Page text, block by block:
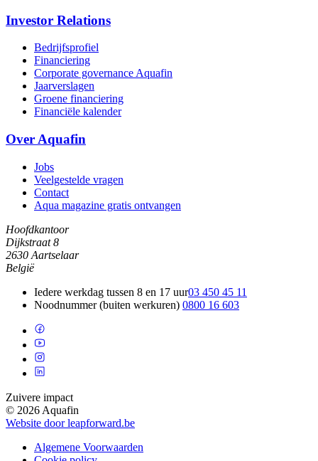
Investor Relations
Bedrijfsprofiel
Financiering
Corporate governance Aquafin
Jaarverslagen
Groene financiering
Financiële kalender
Over Aquafin
Jobs
Veelgestelde vragen
Contact
Aqua magazine gratis ontvangen
Hoofdkantoor
Dijkstraat 8
2630 Aartselaar
België
Iedere werkdag tussen 8 en 17 uur03 450 45 11
Noodnummer (buiten werkuren) 0800 16 603
Zuivere impact
© 2026 Aquafin
Website door leapforward.be
Algemene Voorwaarden